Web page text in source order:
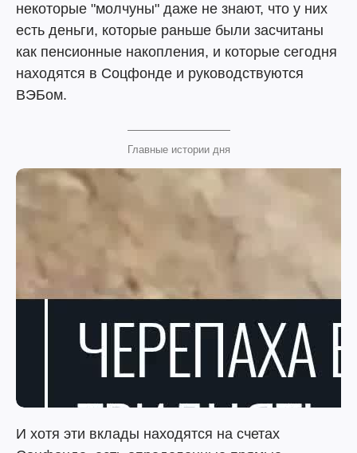
некоторые "молчуны" даже не знают, что у них
есть деньги, которые раньше были засчитаны
как пенсионные накопления, и которые сегодня
находятся в Соцфонде и руководствуются
ВЭБом.
Главные истории дня
И хотя эти вклады находятся на счетах